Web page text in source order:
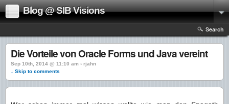
Blog @ SIB Visions
Search
Die Vorteile von Oracle Forms und Java vereint
Sep 10th, 2014 @ 11:10 am › rjahn
↓ Skip to comments